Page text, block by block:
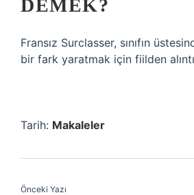
DEMEK?
Fransız Surclasser, sınıfın
bir fark yaratmak için fiilden
Tarih: Makaleler
Önceki Yazı